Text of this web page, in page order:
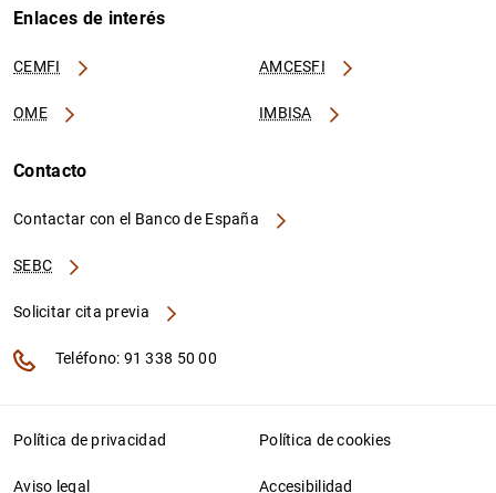
Enlaces de interés
CEMFI AMCESFI
OME IMBISA
Contacto
Contactar con el Banco de España
SEBC
Solicitar cita previa
Teléfono: 91 338 50 00
Política de privacidad Política de cookies
Aviso legal Accesibilidad